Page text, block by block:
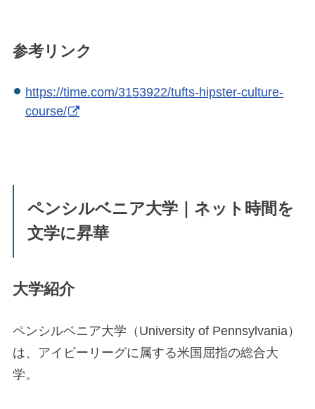
参考リンク
https://time.com/3153922/tufts-hipster-culture-
course/
ペンシルベニア大学｜ネット時間を
文学に昇華
大学紹介
ペンシルベニア大学（University of Pennsylvania）
は、アイビーリーグに属する米国屈指の総合大
学。